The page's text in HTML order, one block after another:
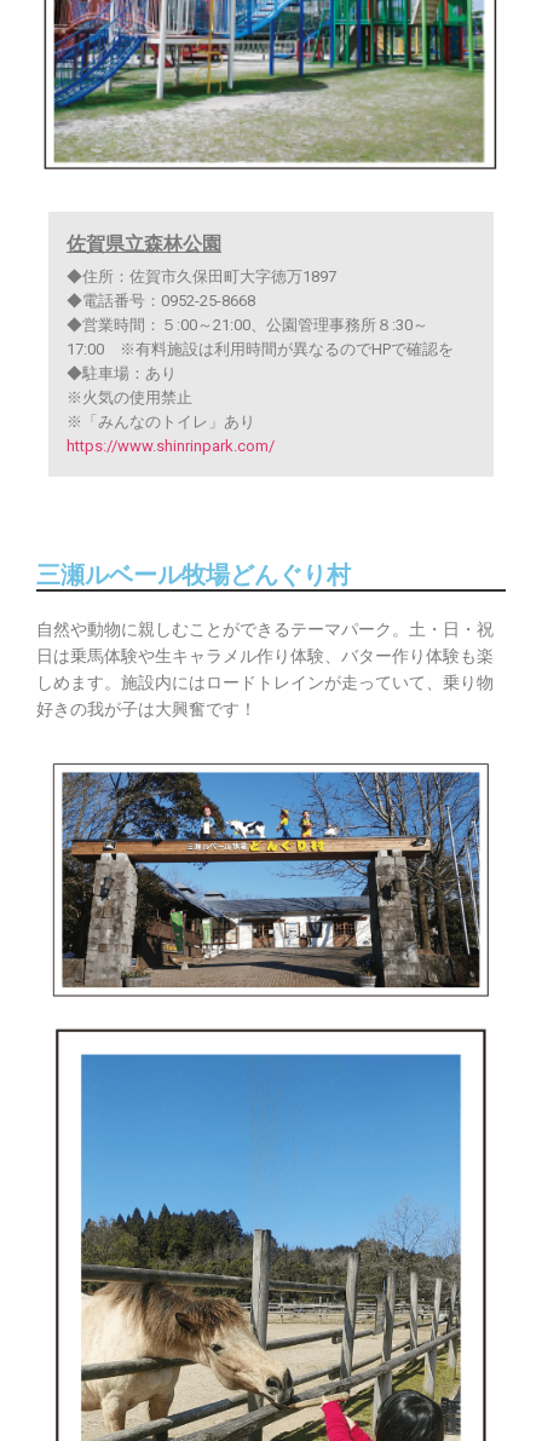
佐賀県立森林公園
◆住所：佐賀市久保田町大字徳万1897
◆電話番号：0952-25-8668
◆営業時間：５:00～21:00、公園管理事務所８:30～
17:00 ※有料施設は利用時間が異なるのでHPで確認を
◆駐車場：あり
※火気の使用禁止
※「みんなのトイレ」あり
https://www.shinrinpark.com/
三瀬ルベール牧場どんぐり村
自然や動物に親しむことができるテーマパーク。土・日・祝
日は乗馬体験や生キャラメル作り体験、バター作り体験も楽
しめます。施設内にはロードトレインが走っていて、乗り物
好きの我が子は大興奮です！